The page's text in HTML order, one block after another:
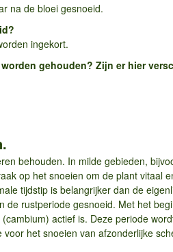
na de bloei gesnoeid.
ingekort.
gehouden? Zijn er hier
behouden. In milde gebieden,
op het snoeien om de plant vitaal
tijdstip is belangrijker dan de
de rustperiode gesnoeid. Met het
actief is. Deze periode
het snoeien van afzonderlijke